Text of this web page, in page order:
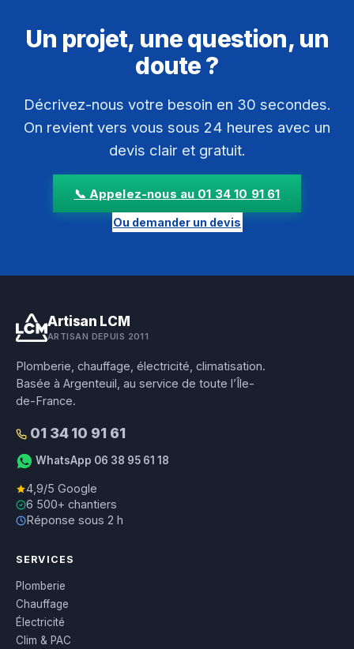
Un projet, une question, un
doute ?
Décrivez-nous votre besoin en 30 secondes.
On revient vers vous sous 24 heures avec un
devis clair et gratuit.
📞 Appelez-nous au 01 34 10 91 61
Ou demander un devis
Artisan LCM
ARTISAN DEPUIS 2011
Plomberie, chauffage, électricité, climatisation.
Basée à Argenteuil, au service de toute l’Île-
de-France.
01 34 10 91 61
WhatsApp 06 38 95 61 18
4,9/5 Google
6 500+ chantiers
Réponse sous 2 h
SERVICES
Plomberie
Chauffage
Électricité
Clim & PAC